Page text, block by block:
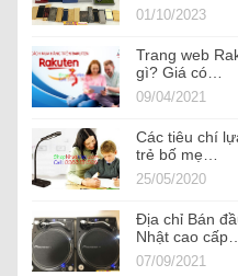
01/10/2023
Trang web
gì? Giá có…
09/04/2021
Các tiêu chí
trẻ bố mẹ…
25/05/2020
Địa chỉ Bán
Nhật cao cấp…
07/09/2021